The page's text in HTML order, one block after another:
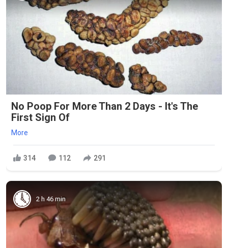
No Poop For More Than 2 Days - It's The
First Sign Of
More
314 112 291
2 h 46 min